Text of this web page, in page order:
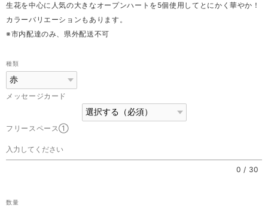
生花を中心に人気の大きなオープンハートを5個使用してとにかく華やか！
カラーバリエーションもあります。
※市内配達のみ、県外配送不可
種類
メッセージカード
フリースペース①
0 / 30
数量